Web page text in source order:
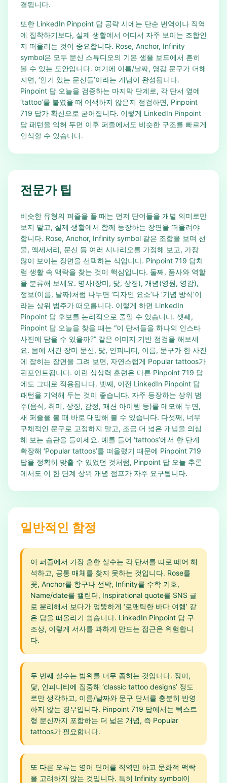
결됩니다.
또한 LinkedIn Pinpoint 답 공략 시에는 단순 번역이나 직역
에 집착하기보다, 실제 생활에서 어디서 자주 보이는 조합인
지 떠올리는 것이 중요합니다. Rose, Anchor, Infinity
symbol은 모두 문신 스튜디오의 기본 샘플 보드에서 흔히
볼 수 있는 도안입니다. 여기에 이름/날짜, 영감 문구가 더해
지면, ‘인기 있는 문신들’이라는 개념이 완성됩니다.
Pinpoint 답 오늘을 검증하는 마지막 단계로, 각 단서 옆에
‘tattoo’를 붙였을 때 어색하지 않은지 점검하면, Pinpoint
719 답가 확신으로 굳어집니다. 이렇게 LinkedIn Pinpoint
답 패턴을 익혀 두면 이후 퍼즐에서도 비슷한 구조를 빠르게
인식할 수 있습니다.
전문가 팁
비슷한 유형의 퍼즐을 풀 때는 먼저 단어들을 개별 의미로만
보지 말고, 실제 생활에서 함께 등장하는 장면을 떠올려야
합니다. Rose, Anchor, Infinity symbol 같은 조합을 보며 선
물, 액세서리, 문신 등 여러 시나리오를 가정해 보고, 가장
많이 보이는 장면을 선택하는 식입니다. Pinpoint 719 답처
럼 생활 속 맥락을 찾는 것이 핵심입니다. 둘째, 품사와 역할
을 분류해 보세요. 명사(장미, 닻, 상징), 개념(영원, 영감),
정보(이름, 날짜)처럼 나누면 ‘디자인 요소’나 ‘기념 방식’이
라는 상위 범주가 떠오릅니다. 이렇게 하면 LinkedIn
Pinpoint 답 후보를 논리적으로 줄일 수 있습니다. 셋째,
Pinpoint 답 오늘을 찾을 때는 “이 단서들을 하나의 인스타
사진에 담을 수 있을까?” 같은 이미지 기반 점검을 해보세
요. 몸에 새긴 장미 문신, 닻, 인피니티, 이름, 문구가 한 사진
에 잡히는 장면을 그려 보면, 자연스럽게 Popular tattoos가
핀포인트됩니다. 이런 상상력 훈련은 다른 Pinpoint 719 답
에도 그대로 적용됩니다. 넷째, 이전 LinkedIn Pinpoint 답
패턴을 기억해 두는 것이 좋습니다. 자주 등장하는 상위 범
주(음식, 취미, 상징, 감정, 패션 아이템 등)를 메모해 두면,
새 퍼즐을 볼 때 바로 대입해 볼 수 있습니다. 다섯째, 너무
구체적인 문구로 고정하지 말고, 조금 더 넓은 개념을 의심
해 보는 습관을 들이세요. 예를 들어 ‘tattoos’에서 한 단계
확장해 ‘Popular tattoos’를 떠올렸기 때문에 Pinpoint 719
답을 정확히 맞출 수 있었던 것처럼, Pinpoint 답 오늘 추론
에서도 이 한 단계 상위 개념 점프가 자주 요구됩니다.
일반적인 함정
이 퍼즐에서 가장 흔한 실수는 각 단서를 따로 떼어 해
석하고, 공통 매체를 찾지 못하는 것입니다. Rose를
꽃, Anchor를 항구나 선박, Infinity를 수학 기호,
Name/date를 캘린더, Inspirational quote를 SNS 글
로 분리해서 보다가 엉뚱하게 ‘로맨틱한 바다 여행’ 같
은 답을 떠올리기 쉽습니다. LinkedIn Pinpoint 답 구
조상, 이렇게 서사를 과하게 만드는 접근은 위험합니
다.
두 번째 실수는 범위를 너무 좁히는 것입니다. 장미,
닻, 인피니티에 집중해 ‘classic tattoo designs’ 정도
로만 생각하고, 이름/날짜와 문구 단서를 충분히 반영
하지 않는 경우입니다. Pinpoint 719 답에서는 텍스트
형 문신까지 포함하는 더 넓은 개념, 즉 Popular
tattoos가 필요합니다.
또 다른 오류는 영어 단어를 직역만 하고 문화적 맥락
을 고려하지 않는 것입니다. 특히 Infinity symbol이